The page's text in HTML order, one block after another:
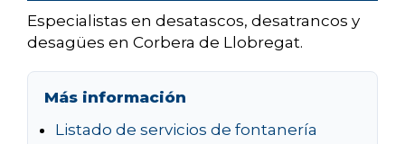
Especialistas en desatascos, desatrancos y
desagües en Corbera de Llobregat.
Más información
Listado de servicios de fontanería